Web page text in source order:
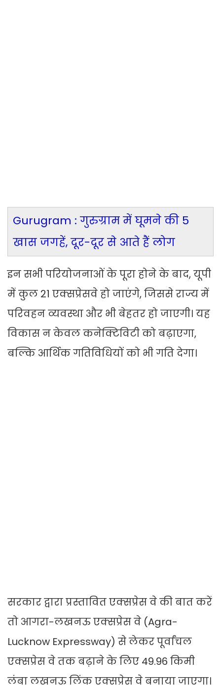
Gurugram : गुरुग्राम में घूमने की 5
खास जगहें, दूर-दूर से आते हैं लोग
इन सभी परियोजनाओं के पूरा होने के बाद, यूपी
में कुल 21 एक्सप्रेसवे हो जाएंगे, जिससे राज्य में
परिवहन व्यवस्था और भी बेहतर हो जाएगी। यह
विकास न केवल कनेक्टिविटी को बढ़ाएगा,
बल्कि आर्थिक गतिविधियों को भी गति देगा।
सरकार द्वारा प्रस्तावित एक्सप्रेस वे की बात करें
तो आगरा-लखनऊ एक्सप्रेस वे (Agra-
Lucknow Expressway) से लेकर पूर्वांचल
एक्सप्रेस वे तक बढ़ाने के लिए 49.96 किमी
लंबा लखनऊ लिंक एक्सप्रेस वे बनाया जाएगा।